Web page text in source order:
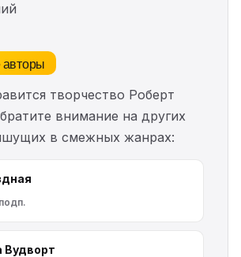
творчество Роберт
внимание на других
в смежных жанрах:
Вудворт